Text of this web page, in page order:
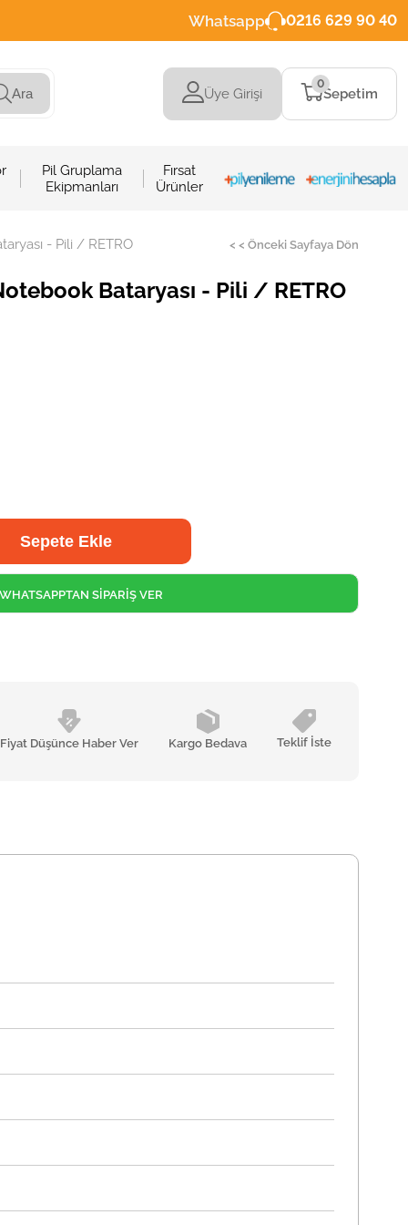
Whatsapp 0216 629 90 40
Ara Üye Girişi Sepetim
0
Pil Gruplama
Ekipmanları
Fırsat
Ürünler
- Pili / RETRO < < Önceki Sayfaya Dön
Bataryası - Pili / RETRO
Fiyat Düşünce Haber Ver Kargo Bedava Teklif İste
SİPARİŞ VER